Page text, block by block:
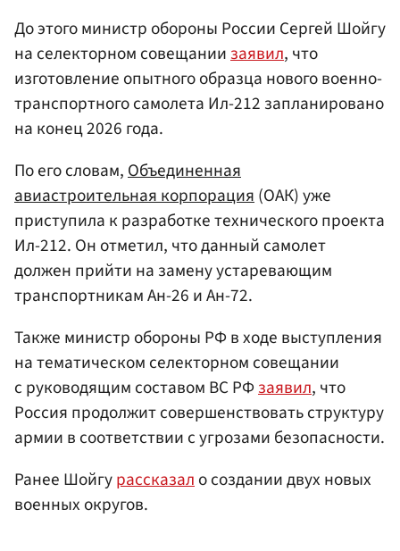
До этого министр обороны России Сергей Шойгу
на селекторном совещании заявил, что
изготовление опытного образца нового военно-
транспортного самолета Ил-212 запланировано
на конец 2026 года.
По его словам,Объединенная
авиастроительная корпорация(ОАК) уже
приступила к разработке технического проекта
Ил-212. Он отметил, что данный самолет
должен прийти на замену устаревающим
транспортникам Ан-26 и Ан-72.
Также министр обороны РФ в ходе выступления
на тематическом селекторном совещании
с руководящим составом ВС РФзаявил, что
Россия продолжит совершенствовать структуру
армии в соответствии с угрозами безопасности.
Ранее Шойгурассказало создании двух новых
военных округов.